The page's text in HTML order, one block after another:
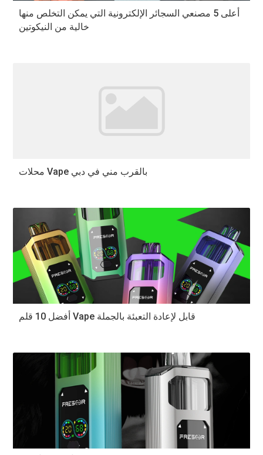
أعلى 5 مصنعي السجائر الإلكترونية التي يمكن التخلص منها
خالية من النيكوتين
محلات Vape بالقرب مني في دبي
أفضل 10 قلم Vape قابل لإعادة التعبئة بالجملة